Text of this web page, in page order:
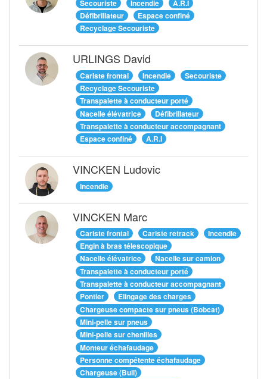
Secouriste Incendie
A.R.I
Défibrillateur
Espace confiné
Recyclage Secouriste
URLINGS David
Cariste frontal Incendie
Secouriste
Recyclage Secouriste
Transpalette à conducteur porté
Nacelle élévatrice
Défibrillateur
Transpalette à conducteur accompagnant
Espace confiné
A.R.I
VINCKEN Ludovic
Incendie
VINCKEN Marc
Cariste frontal Cariste retrack
Incendie
Engin à bras télescopique
Nacelle élévatrice
Nacelle sur camion
Transpalette à conducteur porté
Transpalette à conducteur accompagnant
Pontier
Elingage des charges
Chargeuse compacte sur pneus (Bobcat)
Mini-pelle sur pneus
Mini-pelle sur chenilles
Monteur échafaudage
Personne compétente échafaudage
Chargeuse (Bull)